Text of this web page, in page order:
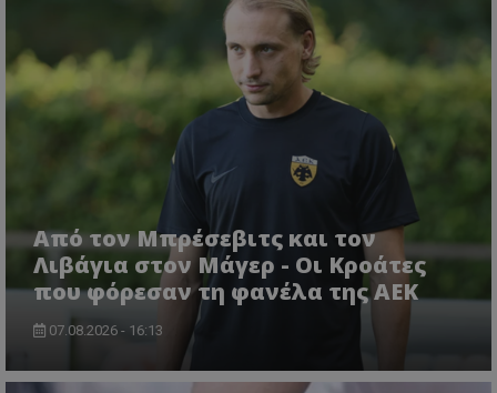
Από τον Μπρέσεβιτς και τον
Λιβάγια στον Μάγερ - Οι Κροάτες
που φόρεσαν τη φανέλα της ΑΕΚ
07.08.2026 - 16:13